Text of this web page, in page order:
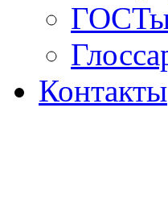
ГОСТы
Контакты